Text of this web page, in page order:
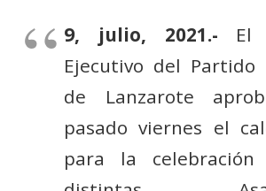
9, julio, 2021.- El
Ejecutivo del Partido
de Lanzarote
pasado viernes el
para la